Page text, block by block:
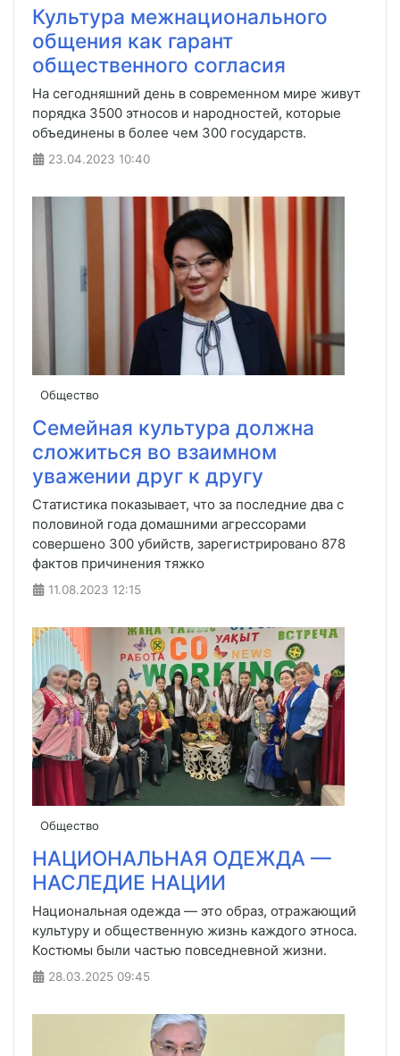
Культура межнационального
общения как гарант
общественного согласия
На сегодняшний день в современном мире живут
порядка 3500 этносов и народностей, которые
объединены в более чем 300 государств.
23.04.2023 10:40
Общество
Cемейная культура должна
сложиться во взаимном
уважении друг к другу
Статистика показывает, что за последние два с
половиной года домашними агрессорами
совершено 300 убийств, зарегистрировано 878
фактов причинения тяжко
11.08.2023 12:15
Общество
НАЦИОНАЛЬНАЯ ОДЕЖДА —
НАСЛЕДИЕ НАЦИИ
Национальная одежда — это образ, отражающий
культуру и общественную жизнь каждого этноса.
Костюмы были частью повседневной жизни.
28.03.2025 09:45